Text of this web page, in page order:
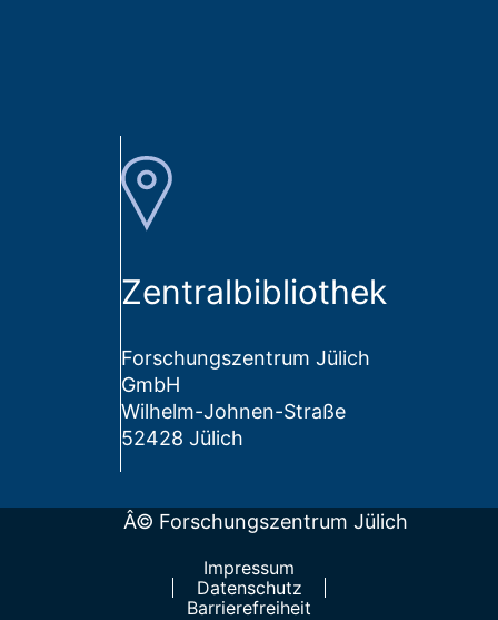
Zentralbibliothek
Forschungszentrum Jülich
GmbH
Wilhelm-Johnen-Straße
52428 Jülich
Â© Forschungszentrum Jülich
Impressum
Datenschutz
Barrierefreiheit